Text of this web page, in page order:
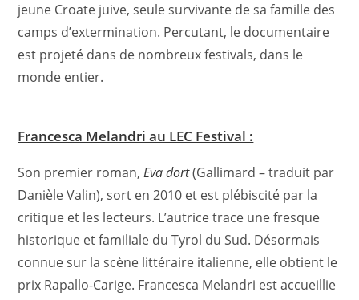
jeune Croate juive, seule survivante de sa famille des
camps d’extermination. Percutant, le documentaire
est projeté dans de nombreux festivals, dans le
monde entier.
Francesca Melandri au LEC Festival :
Son premier roman,Eva dort(Gallimard – traduit par
Danièle Valin), sort en 2010 et est plébiscité par la
critique et les lecteurs. L’autrice trace une fresque
historique et familiale du Tyrol du Sud. Désormais
connue sur la scène littéraire italienne, elle obtient le
prix Rapallo-Carige. Francesca Melandri est accueillie